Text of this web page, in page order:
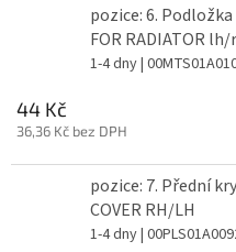
pozice: 6.
FOR RADIATOR lh/
1-4 dny|
44 Kč
36,36 Kč bez DPH
pozice: 7. Přední
COVER RH/LH
1-4 dny|